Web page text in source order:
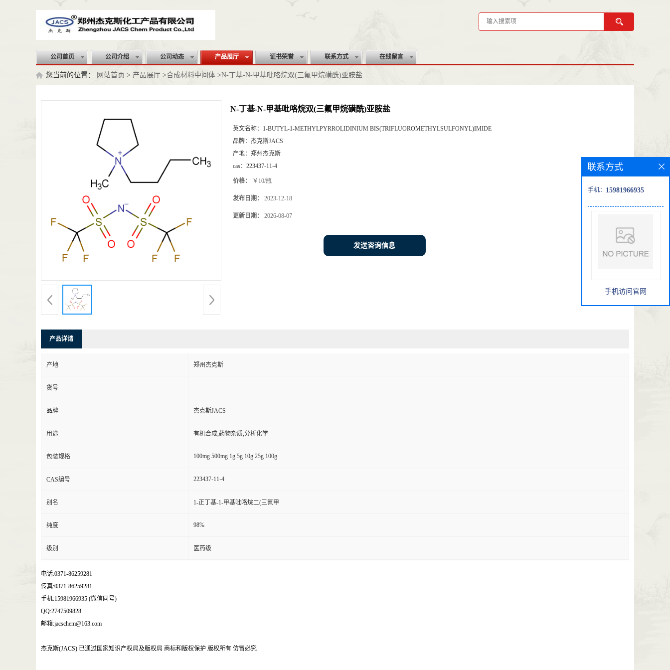
公司首页 公司介绍 公司动态 产品展厅 证书荣誉 联系方式 在线留言
您当前的位置： 网站首页 > 产品展厅 >合成材料中间体 >N-丁基-N-甲基吡咯烷双(三氟甲烷磺酰)亚胺盐
N-丁基-N-甲基吡咯烷双(三氟甲烷磺酰)亚胺盐
英文名称： 1-BUTYL-1-METHYLPYRROLIDINIUM BIS(TRIFLUOROMETHYLSULFONYL)IMIDE
品牌： 杰克斯JACS
产地： 郑州杰克斯
cas： 223437-11-4
价格： ￥10/瓶
发布日期： 2023-12-18
更新日期： 2026-08-07
发送咨询信息
产品详请
产地 郑州杰克斯
货号
品牌 杰克斯JACS
用途 有机合成,药物杂质,分析化学
包装规格 100mg 500mg 1g 5g 10g 25g 100g
CAS编号 223437-11-4
别名 1-正丁基-1-甲基吡咯烷二(三氟甲
纯度 98%
级别 医药级
电话:0371-86259281
传真:0371-86259281
手机:15981966935 (微信同号)
QQ:2747509828
邮箱:jacschem@163.com
杰克斯(JACS) 已通过国家知识产权局及版权局 商标和版权保护 版权所有 仿冒必究
联系方式
手机： 15981966935
手机访问官网